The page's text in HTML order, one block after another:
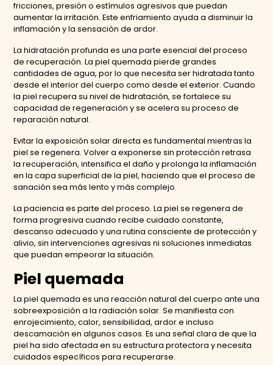
fricciones, presión o estímulos agresivos que puedan
aumentar la irritación. Este enfriamiento ayuda a disminuir la
inflamación y la sensación de ardor.
La hidratación profunda es una parte esencial del proceso
de recuperación. La piel quemada pierde grandes
cantidades de agua, por lo que necesita ser hidratada tanto
desde el interior del cuerpo como desde el exterior. Cuando
la piel recupera su nivel de hidratación, se fortalece su
capacidad de regeneración y se acelera su proceso de
reparación natural.
Evitar la exposición solar directa es fundamental mientras la
piel se regenera. Volver a exponerse sin protección retrasa
la recuperación, intensifica el daño y prolonga la inflamación
en la capa superficial de la piel, haciendo que el proceso de
sanación sea más lento y más complejo.
La paciencia es parte del proceso. La piel se regenera de
forma progresiva cuando recibe cuidado constante,
descanso adecuado y una rutina consciente de protección y
alivio, sin intervenciones agresivas ni soluciones inmediatas
que puedan empeorar la situación.
Piel quemada
La piel quemada es una reacción natural del cuerpo ante una
sobreexposición a la radiación solar. Se manifiesta con
enrojecimiento, calor, sensibilidad, ardor e incluso
descamación en algunos casos. Es una señal clara de que la
piel ha sido afectada en su estructura protectora y necesita
cuidados específicos para recuperarse.